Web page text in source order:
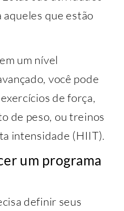
aqueles que estão
um nível
você pode
de força,
de peso, ou treinos
intensidade (HIIT).
um programa
definir seus